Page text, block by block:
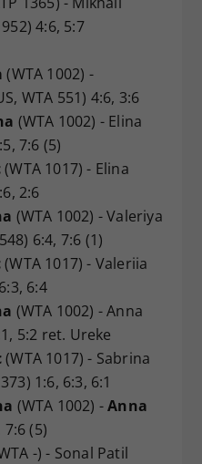
4:6, 5:7
(WTA 1002) -
WTA 551) 4:6, 3:6
(WTA 1002) - Elina
7:6 (5)
(WTA 1017) - Elina
2:6
(WTA 1002) - Valeriya
6:4, 7:6 (1)
(WTA 1017) - Valeriia
6:4
(WTA 1002) - Anna
5:2 ret. Ureke
(WTA 1017) - Sabrina
1:6, 6:3, 6:1
(WTA 1002) -Anna
(5)
-) - Sonal Patil